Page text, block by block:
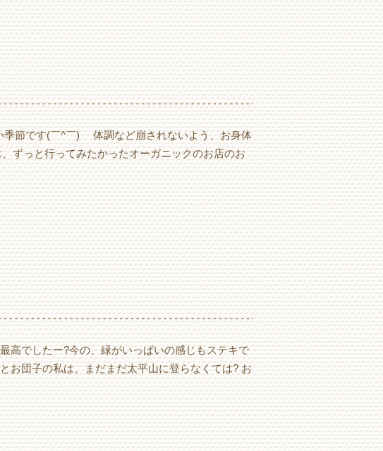
節です(￣^￣)ゞ 体調など崩されないよう、お身体
ずっと行ってみたかったオーガニックのお店のお
高でしたー?今の、緑がいっぱいの感じもステキで
お団子の私は、まだまだ太平山に登らなくては? お